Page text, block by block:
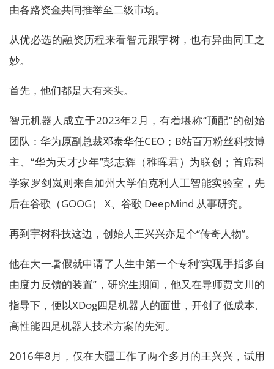
由各路资金共同推举至二级市场。
从优必选的融资历程来看智元跟宇树，也有异曲同工之
妙。
首先，他们都是大有来头。
智元机器人成立于2023年2月，有着堪称“顶配”的创始
团队：华为原副总裁邓泰华任CEO；B站百万粉丝科技博
主、“华为天才少年”彭志辉（稚晖君）为联创；首席科
学家罗剑岚则来自加州大学伯克利人工智能实验室，先
后在谷歌（GOOG） X、谷歌 DeepMind 从事研究。
再到宇树科技这边，创始人王兴兴亦是个“传奇人物”。
他在大一暑假就申请了人生中第一个专利“实现手指多自
由度力反馈的装置”，研究生期间，他又在导师贾文川的
指导下，便以XDog四足机器人的面世，开创了低成本、
高性能四足机器人技术方案的先河。
2016年8月，仅在大疆工作了两个多月的王兴兴，试用